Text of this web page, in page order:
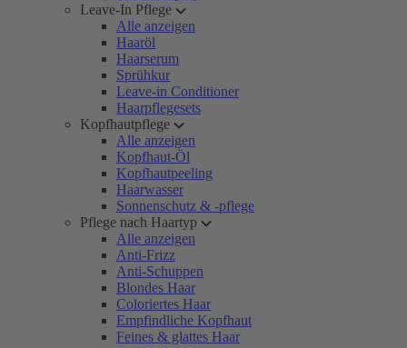
Leave-In Pflege
Alle anzeigen
Haaröl
Haarserum
Sprühkur
Leave-in Conditioner
Haarpflegesets
Kopfhautpflege
Alle anzeigen
Kopfhaut-Öl
Kopfhautpeeling
Haarwasser
Sonnenschutz & -pflege
Pflege nach Haartyp
Alle anzeigen
Anti-Frizz
Anti-Schuppen
Blondes Haar
Coloriertes Haar
Empfindliche Kopfhaut
Feines & glattes Haar